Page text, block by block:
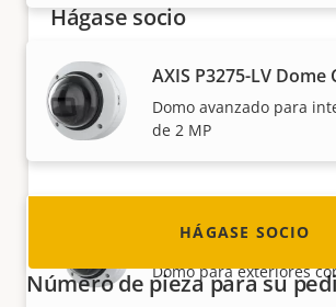
AXIS P3275-LV Dome
Domo avanzado para
de 2 MP
AXIS P3275-LVE
Domo para exteriores
Hágase socio
¿Es usted un revendedor,
integrador de sistemas o
socios en casi todos los países
HÁGASE SOCIO
Número de pieza para su